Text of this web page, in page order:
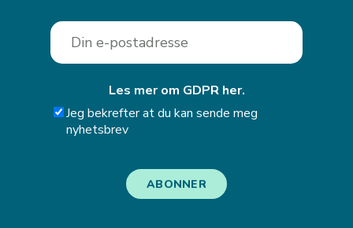
Les mer om GDPR her.
Jeg bekrefter at du kan sende meg
nyhetsbrev
ABONNER